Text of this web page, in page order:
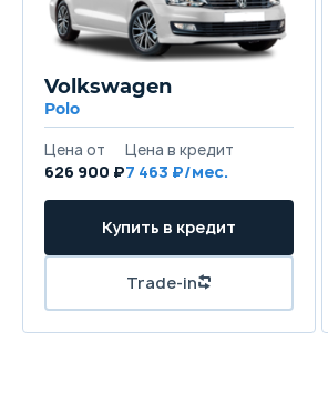
Независимая, со стойками Мак-
Полужесткая балка
Передние тормоза
Дисковые вентилируемые
Задние тормоза
Volkswagen
Polo
626 900 ₽7 463